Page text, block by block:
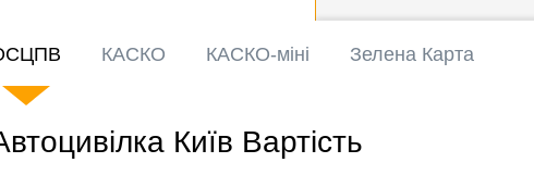
КАСКО КАСКО-міні Зелена Карта
Київ Вартість